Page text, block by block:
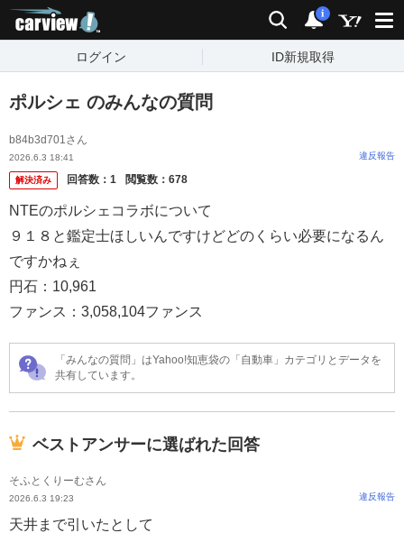
検索 通知
i
ログイン ID新規取得
ポルシェ のみんなの質問
b84b3d701さん
2026.6.3 18:41 違反報告
解決済み 回答数： 1 閲覧数： 678
NTEのポルシェコラボについて
９１８と鑑定士ほしいんですけどどのくらい必要になるん
ですかねぇ
円石：10,961
ファンス：3,058,104ファンス
「みんなの質問」はYahoo!知恵袋の「自動車」カテゴリとデータを
共有しています。
ベストアンサーに選ばれた回答
そふとくりーむさん
2026.6.3 19:23 違反報告
天井まで引いたとして